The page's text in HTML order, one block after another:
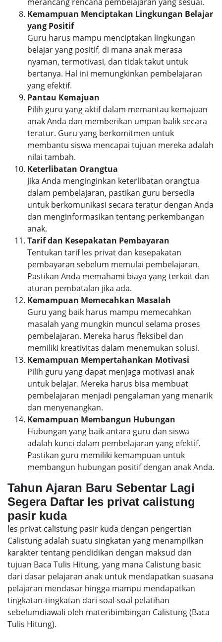
Kemampuan Menciptakan Lingkungan Belajar
yang Positif
Guru harus mampu menciptakan lingkungan
belajar yang positif, di mana anak merasa
nyaman, termotivasi, dan tidak takut untuk
bertanya. Hal ini memungkinkan pembelajaran
yang efektif.
Pantau Kemajuan
Pilih guru yang aktif dalam memantau kemajuan
anak Anda dan memberikan umpan balik secara
teratur. Guru yang berkomitmen untuk
membantu siswa mencapai tujuan mereka adalah
nilai tambah.
Keterlibatan Orangtua
Jika Anda menginginkan keterlibatan orangtua
dalam pembelajaran, pastikan guru bersedia
untuk berkomunikasi secara teratur dengan Anda
dan menginformasikan tentang perkembangan
anak.
Tarif dan Kesepakatan Pembayaran
Tentukan tarif les privat dan kesepakatan
pembayaran sebelum memulai pembelajaran.
Pastikan Anda memahami biaya yang terkait dan
aturan pembatalan jika ada.
Kemampuan Memecahkan Masalah
Guru yang baik harus mampu memecahkan
masalah yang mungkin muncul selama proses
pembelajaran. Mereka harus fleksibel dan
memiliki kreativitas dalam menemukan solusi.
Kemampuan Mempertahankan Motivasi
Pilih guru yang dapat menjaga motivasi anak
untuk belajar. Mereka harus bisa membuat
pembelajaran menjadi pengalaman yang menarik
dan menyenangkan.
Kemampuan Membangun Hubungan
Hubungan yang baik antara guru dan siswa
adalah kunci dalam pembelajaran yang efektif.
Pastikan guru memiliki kemampuan untuk
membangun hubungan positif dengan anak Anda.
Tahun Ajaran Baru Sebentar Lagi
Segera Daftar les privat calistung
pasir kuda
les privat calistung pasir kuda dengan pengertian
Calistung adalah suatu singkatan yang menampilkan
karakter tentang pendidikan dengan maksud dan
tujuan Baca Tulis Hitung, yang mana Calistung basic
dari dasar pelajaran anak untuk mendapatkan suasana
pelajaran mendasar hingga mampu mendapatkan
tingkatan-tingkatan dari soal-soal pelatihan
sebelumdiawali oleh materibimbingan Calistung (Baca
Tulis Hitung).